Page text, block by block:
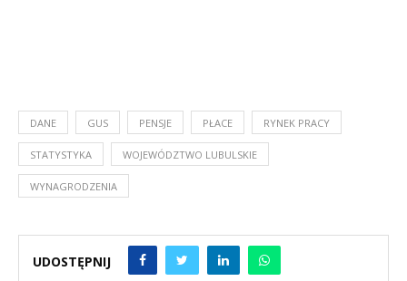
DANE GUS PENSJE PŁACE RYNEK PRACY
STATYSTYKA WOJEWÓDZTWO LUBULSKIE
WYNAGRODZENIA
UDOSTĘPNIJ